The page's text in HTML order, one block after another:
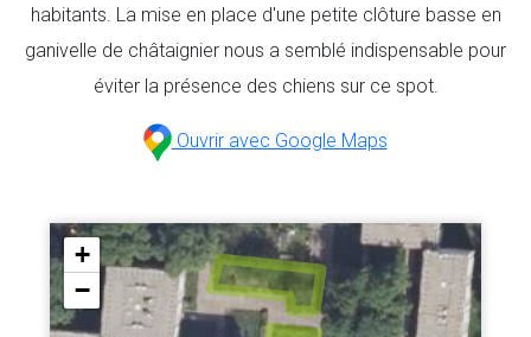
habitants. La mise en place d'une petite clôture basse en
ganivelle de châtaignier nous a semblé indispensable pour
éviter la présence des chiens sur ce spot.
Ouvrir avec Google Maps
+
−